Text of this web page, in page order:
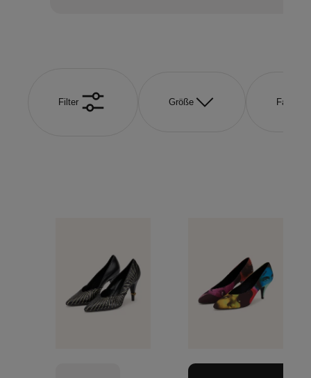
Filter Größe Farbe